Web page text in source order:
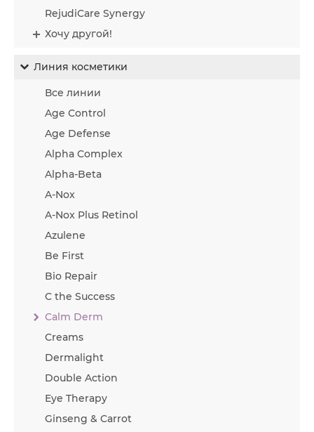
RejudiCare Synergy
Хочу другой!
Линия косметики
Все линии
Age Control
Age Defense
Alpha Complex
Alpha-Beta
A-Nox
A-Nox Plus Retinol
Azulene
Be First
Bio Repair
C the Success
Calm Derm
Creams
Dermalight
Double Action
Eye Therapy
Ginseng & Carrot